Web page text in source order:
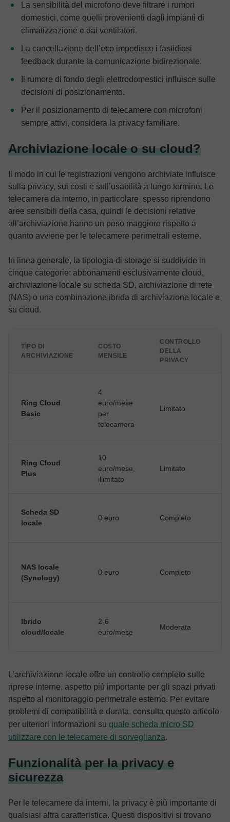
La sensibilità del microfono deve filtrare i rumori
domestici, come quelli provenienti dagli impianti di
climatizzazione e dai ventilatori.
La cancellazione dell’eco impedisce i fastidiosi
feedback durante la comunicazione bidirezionale.
Il rumore di fondo degli elettrodomestici influisce sulle
decisioni di posizionamento.
Per il posizionamento di telecamere con microfoni
sempre attivi, considera la privacy familiare.
Archiviazione locale o su cloud?
Il modo in cui le registrazioni vengono archiviate influisce
sulla privacy, sui costi e sull’usabilità a lungo termine. Le
telecamere da interno, in particolare, spesso riprendono
aree sensibili della casa, quindi le decisioni relative
all’archiviazione hanno un peso maggiore rispetto a
quanto avviene per le telecamere perimetrali esterne.
In linea generale, la tipologia di storage si suddivide in
cinque categorie: abbonamenti esclusivamente cloud,
archiviazione locale su scheda SD, archiviazione di rete
(NAS) o una combinazione ibrida di archiviazione locale e
su cloud.
TIPO DI
ARCHIVIAZIONE
COSTO
MENSILE
CONTROLLO
DELLA
PRIVACY
Ring Cloud
Basic
4
euro/mese
per
telecamera
Limitato
Ring Cloud
Plus
10
euro/mese,
illimitato
Limitato
Scheda SD
locale
0 euro Completo
NAS locale
(Synology)
0 euro Completo
Ibrido
cloud/locale
2-6
euro/mese
Moderata
L’archiviazione locale offre un controllo completo sulle
riprese interne, aspetto più importante per gli spazi privati
rispetto al monitoraggio perimetrale esterno. Per evitare
problemi di compatibilità e durata, consulta questo articolo
per ulteriori informazioni su quale scheda micro SD
utilizzare con le telecamere di sorveglianza.
Funzionalità per la privacy e
sicurezza
Per le telecamere da interni, la privacy è più importante di
qualsiasi altra caratteristica. Questi dispositivi si trovano